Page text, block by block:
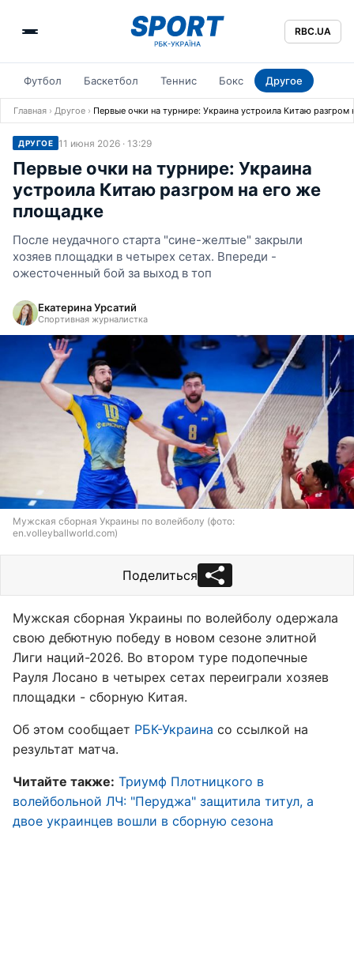
RBC.UA
Футбол Баскетбол Теннис Бокс Другое
Главная › Другое › Первые очки на турнире: Украина устроила Китаю разгром
ДРУГОЕ 11 июня 2026 · 13:29
Первые очки на турнире: Украина
устроила Китаю разгром на его же
площадке
После неудачного старта "сине-желтые" закрыли
хозяев площадки в четырех сетах. Впереди -
ожесточенный бой за выход в топ
Екатерина Урсатий
Спортивная журналистка
Мужская сборная Украины по волейболу (фото:
en.volleyballworld.com)
Поделиться
Мужская сборная Украины по волейболу одержала
свою дебютную победу в новом сезоне элитной
Лиги наций-2026. Во втором туре подопечные
Рауля Лосано в четырех сетах переиграли хозяев
площадки - сборную Китая.
Об этом сообщает РБК-Украина со ссылкой на
результат матча.
Читайте также: Триумф Плотницкого в
волейбольной ЛЧ: "Перуджа" защитила титул, а
двое украинцев вошли в сборную сезона